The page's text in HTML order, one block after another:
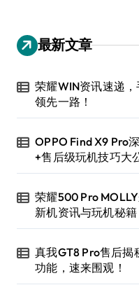
最新文章
荣耀WIN资讯速递
领先一路！
OPPO Find X9 Pro
+售后级玩机技巧大
荣耀500 Pro
新机资讯与玩机秘籍
真我GT8 Pro售后揭
功能，速来围观！